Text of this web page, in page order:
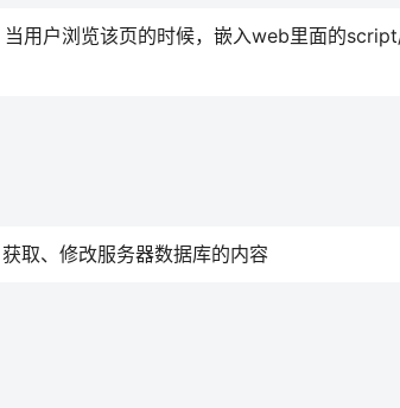
用户浏览该页的时候，嵌入web里面的
取、修改服务器数据库的内容